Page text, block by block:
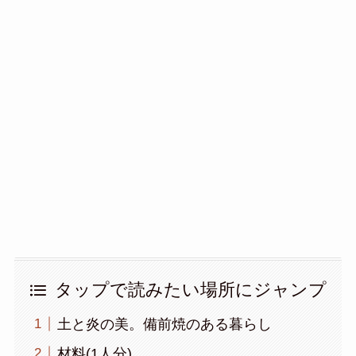
タップで読みたい場所にジャンプ
土と炎の美。備前焼のある暮らし